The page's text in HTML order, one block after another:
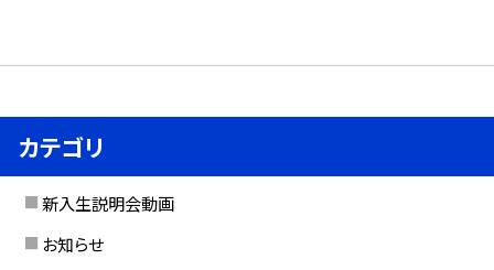
カテゴリ
新入生説明会動画
お知らせ